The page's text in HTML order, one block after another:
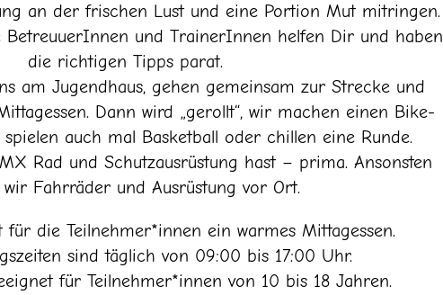
an der frischen Lust und eine Portion Mut mitringen.
BetreuuerInnen und TrainerInnen helfen Dir und haben
die richtigen Tipps parat.
am Jugendhaus, gehen gemeinsam zur Strecke und
Dann wird „gerollt“, wir machen einen Bike-
spielen auch mal Basketball oder chillen eine Runde.
Rad und Schutzausrüstung hast – prima. Ansonsten
wir Fahrräder und Ausrüstung vor Ort.
für die Teilnehmer*innen ein warmes Mittagessen.
sind täglich von 09:00 bis 17:00 Uhr.
für Teilnehmer*innen von 10 bis 18 Jahren.